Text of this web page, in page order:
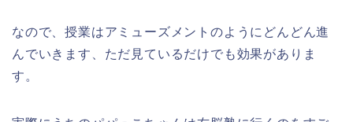
なので、授業はアミューズメントのようにどんどん進
んでいきます、ただ見ているだけでも効果がありま
す。